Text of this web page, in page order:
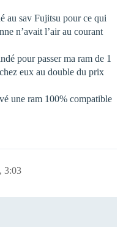
au sav Fujitsu pour ce qui
n’avait l’air au courant
pour passer ma ram de 1
eux au double du prix
une ram 100% compatible
3:03